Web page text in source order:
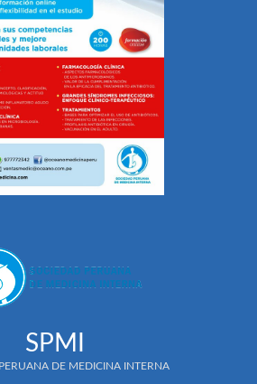
SPMI
DE MEDICINA INTERNA